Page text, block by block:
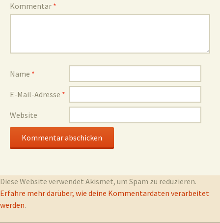
Kommentar *
Name *
E-Mail-Adresse *
Website
Diese Website verwendet Akismet, um Spam zu reduzieren.
Erfahre mehr darüber, wie deine Kommentardaten verarbeitet
werden.